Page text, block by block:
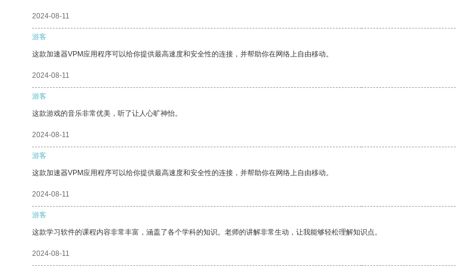
2024-08-11
游客
这款加速器VPM应用程序可以给你提供最高速度和安全性的连接，并帮助你在网络上自由移动。
2024-08-11
游客
这款游戏的音乐非常优美，听了让人心旷神怡。
2024-08-11
游客
这款加速器VPM应用程序可以给你提供最高速度和安全性的连接，并帮助你在网络上自由移动。
2024-08-11
游客
这款学习软件的课程内容非常丰富，涵盖了各个学科的知识。老师的讲解非常生动，让我能够轻松理解知识点。
2024-08-11